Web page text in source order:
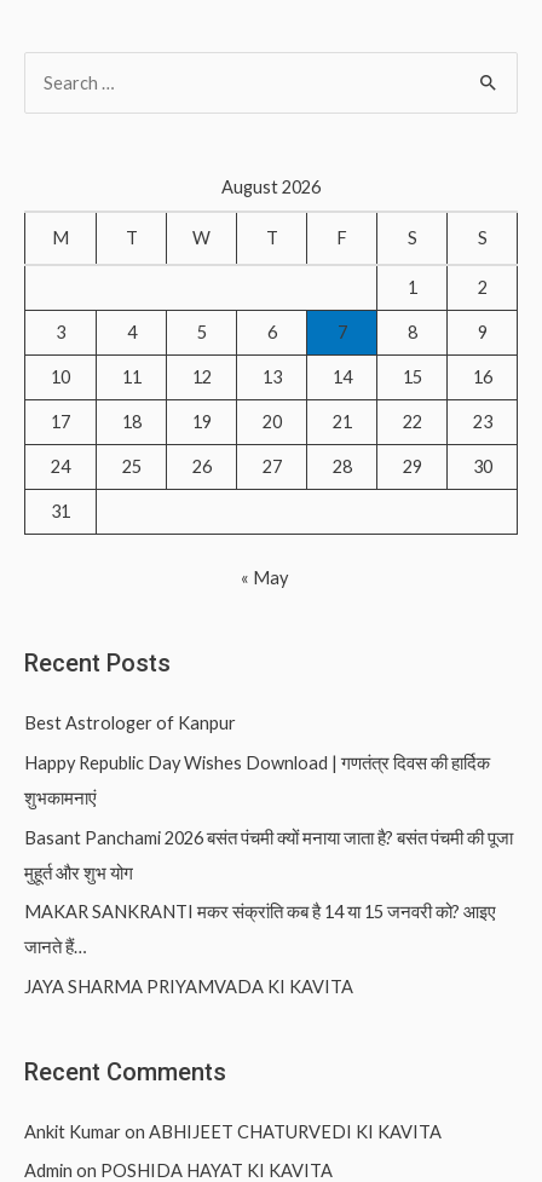
c
o
August 2026
M T W T F S S
1 2
3 4 5 6 7 8 9
10 11 12 13 14 15 16
17 18 19 20 21 22 23
24 25 26 27 28 29 30
31
« May
Recent Posts
Best Astrologer of Kanpur
Happy Republic Day Wishes Download | गणतंत्र दिवस की हार्दिक
शुभकामनाएं
Basant Panchami 2026 बसंत पंचमी क्यों मनाया जाता है? बसंत पंचमी की पूजा
मुहूर्त और शुभ योग
MAKAR SANKRANTI मकर संक्रांति कब है 14 या 15 जनवरी को? आइए
जानते हैं…
JAYA SHARMA PRIYAMVADA KI KAVITA
Recent Comments
Ankit Kumaron ABHIJEET CHATURVEDI KI KAVITA
Admin on POSHIDA HAYAT KI KAVITA